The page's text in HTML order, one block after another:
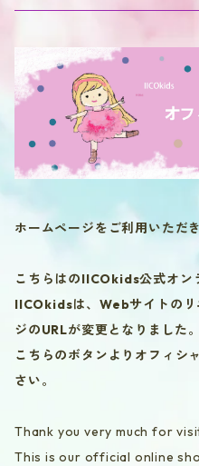
ホームページをご利用いただ
こちらはのIICOkids公式オン
IICOkidsは、Webサイトのリ
ジのURLが変更となりました。
こちらのボタンよりオフィシ
さい。
Thank you very much for
This is our official online